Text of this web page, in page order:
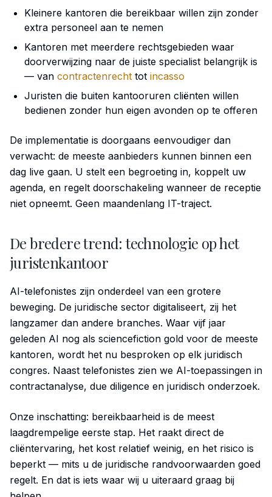
Kleinere kantoren die bereikbaar willen zijn zonder
extra personeel aan te nemen
Kantoren met meerdere rechtsgebieden waar
doorverwijzing naar de juiste specialist belangrijk is
— van contractenrecht tot incasso
Juristen die buiten kantooruren cliënten willen
bedienen zonder hun eigen avonden op te offeren
De implementatie is doorgaans eenvoudiger dan
verwacht: de meeste aanbieders kunnen binnen een
dag live gaan. U stelt een begroeting in, koppelt uw
agenda, en regelt doorschakeling wanneer de receptie
niet opneemt. Geen maandenlang IT-traject.
De bredere trend: technologie op het
juristenkantoor
AI-telefonistes zijn onderdeel van een grotere
beweging. De juridische sector digitaliseert, zij het
langzamer dan andere branches. Waar vijf jaar
geleden AI nog als sciencefiction gold voor de meeste
kantoren, wordt het nu besproken op elk juridisch
congres. Naast telefonistes zien we AI-toepassingen in
contractanalyse, due diligence en juridisch onderzoek.
Onze inschatting: bereikbaarheid is de meest
laagdrempelige eerste stap. Het raakt direct de
cliëntervaring, het kost relatief weinig, en het risico is
beperkt — mits u de juridische randvoorwaarden goed
regelt. En dat is iets waar wij u uiteraard graag bij